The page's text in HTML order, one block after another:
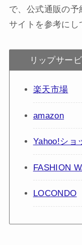
で、公式通販の
サイトを参考にし
リップサー
楽天市場
amazon
Yahoo!ショ
FASHION
LOCONDO